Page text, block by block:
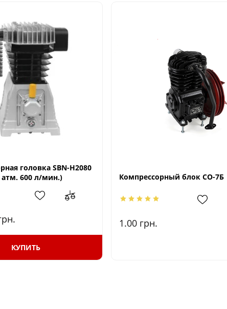
головка SBN-H2080
атм. 600 л/мин.)
КУПИТЬ
Компрессорный блок СО-7Б
1.00 грн.